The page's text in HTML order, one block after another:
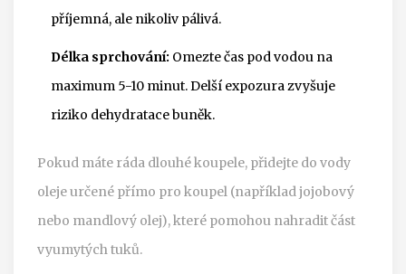
příjemná, ale nikoliv pálivá.
Délka sprchování: Omezte čas pod vodou na
maximum 5-10 minut. Delší expozura zvyšuje
riziko dehydratace buněk.
Pokud máte ráda dlouhé koupele, přidejte do vody
oleje určené přímo pro koupel (například jojobový
nebo mandlový olej), které pomohou nahradit část
vyumytých tuků.